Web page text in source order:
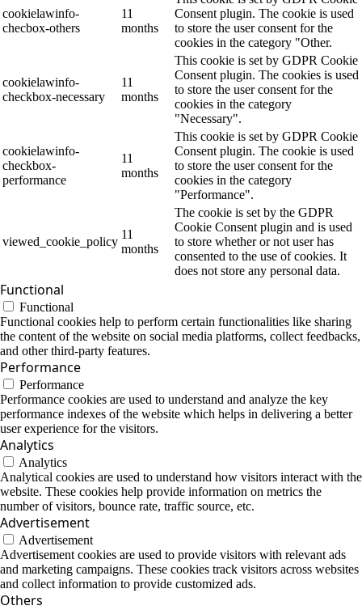
cookielawinfo-
checbox-others
11
months
Consent plugin. The cookie is used
to store the user consent for the
cookies in the category "Other.
cookielawinfo-
checkbox-necessary
11
months
This cookie is set by GDPR Cookie
Consent plugin. The cookies is used
to store the user consent for the
cookies in the category
"Necessary".
cookielawinfo-
checkbox-
performance
11
months
This cookie is set by GDPR Cookie
Consent plugin. The cookie is used
to store the user consent for the
cookies in the category
"Performance".
viewed_cookie_policy
11
months
The cookie is set by the GDPR
Cookie Consent plugin and is used
to store whether or not user has
consented to the use of cookies. It
does not store any personal data.
Functional
Functional
Functional cookies help to perform certain functionalities like sharing
the content of the website on social media platforms, collect feedbacks,
and other third-party features.
Performance
Performance
Performance cookies are used to understand and analyze the key
performance indexes of the website which helps in delivering a better
user experience for the visitors.
Analytics
Analytics
Analytical cookies are used to understand how visitors interact with the
website. These cookies help provide information on metrics the
number of visitors, bounce rate, traffic source, etc.
Advertisement
Advertisement
Advertisement cookies are used to provide visitors with relevant ads
and marketing campaigns. These cookies track visitors across websites
and collect information to provide customized ads.
Others